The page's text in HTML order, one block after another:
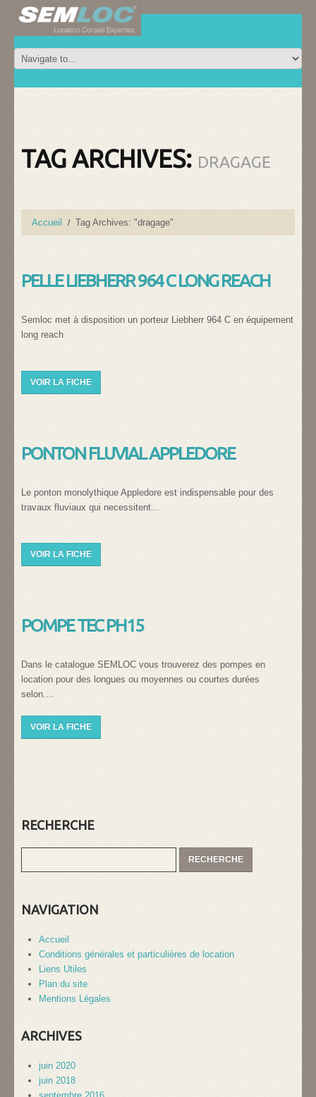
TAG ARCHIVES: DRAGAGE
Accueil Tag Archives: "dragage"
PELLE LIEBHERR 964 C LONG REACH
Semloc met à disposition un porteur Liebherr 964 C en équipement
long reach
VOIR LA FICHE
PONTON FLUVIAL APPLEDORE
Le ponton monolythique Appledore est indispensable pour des
travaux fluviaux qui necessitent...
VOIR LA FICHE
POMPE TEC PH15
Dans le catalogue SEMLOC vous trouverez des pompes en
location pour des longues ou moyennes ou courtes durées
selon....
VOIR LA FICHE
RECHERCHE
NAVIGATION
Accueil
Conditions générales et particulières de location
Liens Utiles
Plan du site
Mentions Légales
ARCHIVES
juin 2020
juin 2018
septembre 2016